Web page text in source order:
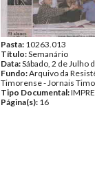
Pasta: 10263.013
Título:Semanário
Data:Sábado, 2 de Julho
Fundo:Arquivo da
Timorense - Jornais
Tipo Documental:
Página(s): 16